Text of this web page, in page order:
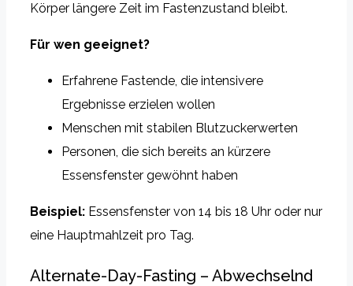
Körper längere Zeit im Fastenzustand bleibt.
Für wen geeignet?
Erfahrene Fastende, die intensivere
Ergebnisse erzielen wollen
Menschen mit stabilen Blutzuckerwerten
Personen, die sich bereits an kürzere
Essensfenster gewöhnt haben
Beispiel: Essensfenster von 14 bis 18 Uhr oder nur
eine Hauptmahlzeit pro Tag.
Alternate-Day-Fasting – Abwechselnd